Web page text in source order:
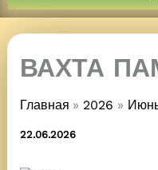
ВАХТА
Главная 2026
22.06.2026